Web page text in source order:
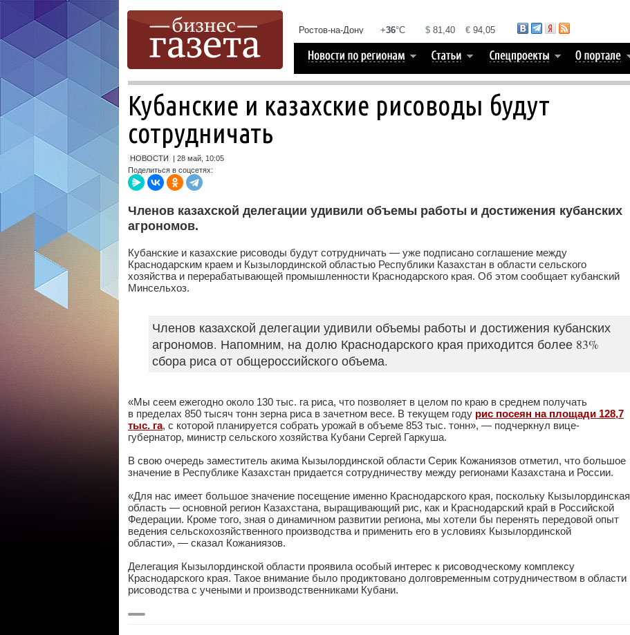
Кубанские и казахские рисоводы будут
сотрудничать
НОВОСТИ
| 28 май, 10:05
Поделиться в соцсетях:
Членов казахской делегации удивили объемы работы и достижения кубанских
агрономов.
Кубанские и казахские рисоводы будут сотрудничать — уже подписано соглашение между
Краснодарским краем и Кызылординской областью Республики Казахстан в области сельского
хозяйства и перерабатывающей промышленности Краснодарского края. Об этом сообщает кубанский
Минсельхоз.
Членов казахской делегации удивили объемы работы и достижения кубанских
агрономов. Напомним, на долю Краснодарского края приходится более 83%
сбора риса от общероссийского объема.
«Мы сеем ежегодно около 130 тыс. га риса, что позволяет в целом по краю в среднем получать
в пределах 850 тысяч тонн зерна риса в зачетном весе. В текущем году рис посеян на площади 128,7
тыс. га, с которой планируется собрать урожай в объеме 853 тыс. тонн», — подчеркнул вице-
губернатор, министр сельского хозяйства Кубани Сергей Гаркуша.
В свою очередь заместитель акима Кызылординской области Серик Кожаниязов отметил, что большое
значение в Республике Казахстан придается сотрудничеству между регионами Казахстана и России.
«Для нас имеет большое значение посещение именно Краснодарского края, поскольку Кызылординская
область — основной регион Казахстана, выращивающий рис, как и Краснодарский край в Российской
Федерации. Кроме того, зная о динамичном развитии региона, мы хотели бы перенять передовой опыт
ведения сельскохозяйственного производства и применить его в условиях Кызылординской
области», — сказал Кожаниязов.
Делегация Кызылординской области проявила особый интерес к рисоводческому комплексу
Краснодарского края. Такое внимание было продиктовано долговременным сотрудничеством в области
рисоводства с учеными и производственниками Кубани.